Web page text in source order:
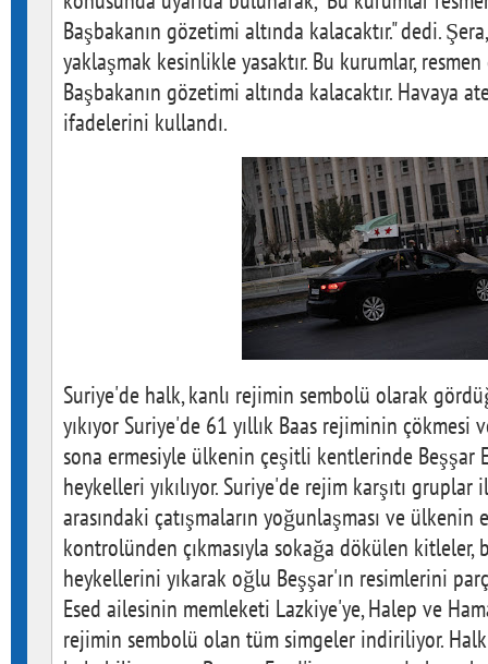
Başbakanın gözetimi altında kalacaktır." dedi.
yaklaşmak kesinlikle yasaktır. Bu kurumlar,
Başbakanın gözetimi altında kalacaktır. Havaya
ifadelerini kullandı.
Suriye'de halk, kanlı rejimin sembolü olarak
yıkıyor Suriye'de 61 yıllık Baas rejiminin çökmesi
sona ermesiyle ülkenin çeşitli kentlerinde Beşşar
heykelleri yıkılıyor. Suriye'de rejim karşıtı
arasındaki çatışmaların yoğunlaşması ve
kontrolünden çıkmasıyla sokağa dökülen kitleler,
heykellerini yıkarak oğlu Beşşar'ın resimlerini
Esed ailesinin memleketi Lazkiye'ye, Halep ve
rejimin sembolü olan tüm simgeler indiriliyor.